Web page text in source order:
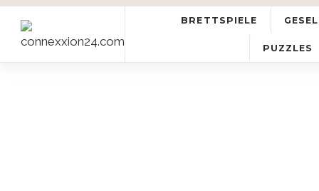
BRETTSPIELE
PUZZLES